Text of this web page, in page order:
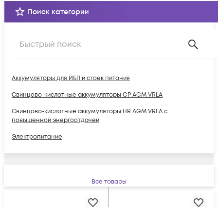
Поиск категории
Аккумуляторы для ИБП и стоек питания
Свинцово-кислотные аккумуляторы GP AGM VRLA
Свинцово-кислотные аккумуляторы HR AGM VRLA с
повышенной энергоотдачей
Электропитание
Все товары